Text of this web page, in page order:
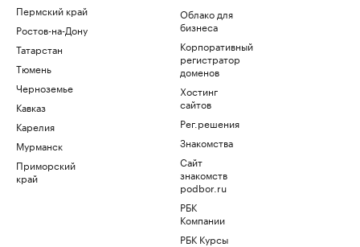
Пермский край
Ростов-на-Дону
Татарстан
Тюмень
Черноземье
Кавказ
Карелия
Мурманск
Приморский
край
Облако для
бизнеса
Корпоративный
регистратор
доменов
Хостинг
сайтов
Рег.решения
Знакомства
Сайт
знакомств
podbor.ru
РБК
Компании
РБК Курсы